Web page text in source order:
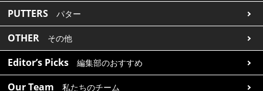
PUTTERS パター
OTHER その他
Editor’s Picks 編集部のおすすめ
Our Team 私たちのチーム